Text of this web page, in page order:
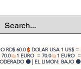
🟡 | EL LIMÓN: BAJO